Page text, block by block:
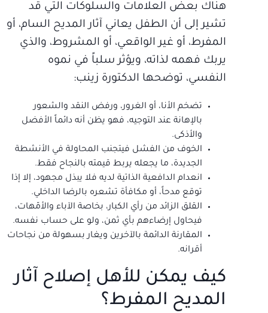
هناك بعض العلامات والسلوكات التي قد
تشير إلى أن الطفل يعاني آثار المديح السام، أو
المفرط، أو غير الواقعي، أو المشروط، والذي
يربك فهمه لذاته، ويؤثر سلباً في نموه
النفسي، توضحها الدكتورة زينب:
تضخم الأنا، أو الغرور، ورفض النقد والشعور
بالإهانة عند التوجيه، فهو يظن أنه دائماً الأفضل
والأذكى.
الخوف من الفشل فيتجنب المحاولة في الأنشطة
الجديدة، ما يجعله يربط قيمته بالنجاح فقط.
انعدام الدافعية الذاتية لديه فلا يبذل مجهود، إلا إذا
توقع مدحاً، أو مكافأة تشعره بالرضا الداخلي.
القلق الزائد من رأي الكبار، بخاصة الآباء والأمّهات،
فيحاول إرضاءهم بأي ثمن، ولو على حساب نفسه.
المقارنة الدائمة بالآخرين ويغار بسهولة من نجاحات
أقرانه.
كيف يمكن للأهل إصلاح آثار
المديح المفرط؟